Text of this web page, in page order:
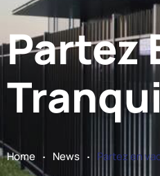
Partez
Home . News .